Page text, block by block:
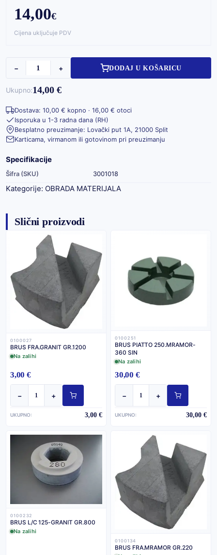
14,00€
Cijena uključuje PDV
− + DODAJ U KOŠARICU
Ukupno:14,00 €
Dostava: 10,00 € kopno · 16,00 € otoci
Isporuka u 1-3 radna dana (RH)
Besplatno preuzimanje: Lovački put 1A, 21000 Split
Karticama, virmanom ili gotovinom pri preuzimanju
Specifikacije
Šifra (SKU) 3001018
Kategorije: OBRADA MATERIJALA
Slični proizvodi
0100027
BRUS FRA.GRANIT GR.1200
Na zalihi
3,00 €
− +
UKUPNO: 3,00 €
0100251
BRUS PIATTO 250.MRAMOR-
360 SIN
Na zalihi
30,00 €
− +
UKUPNO: 30,00 €
0100232
BRUS L/C 125-GRANIT GR.800
Na zalihi
0100134
BRUS FRA.MRAMOR GR.220